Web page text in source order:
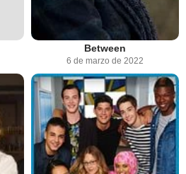
Between
6 de marzo de 2022